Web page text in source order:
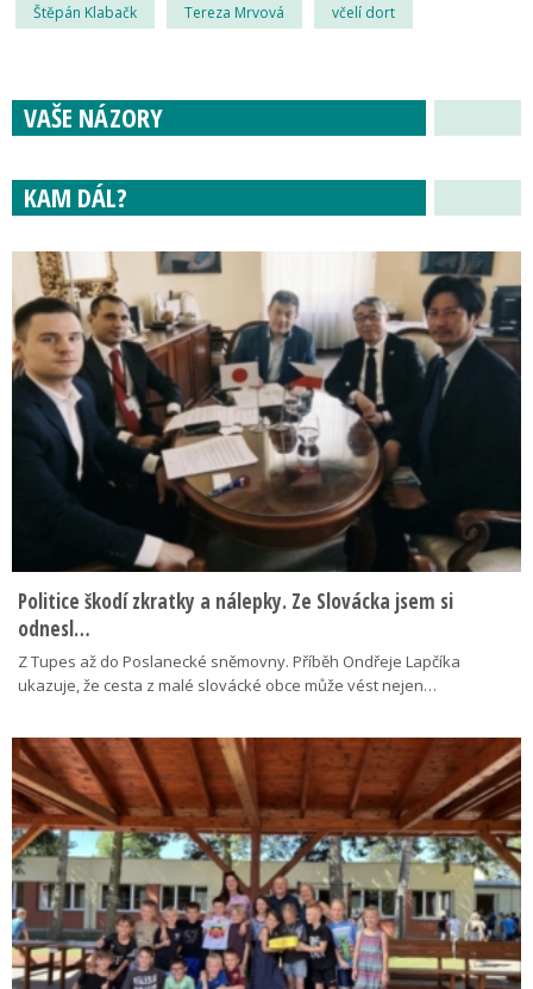
Štěpán Klabačk Tereza Mrvová včelí dort
VAŠE NÁZORY
KAM DÁL?
Politice škodí zkratky a nálepky. Ze Slovácka jsem si
odnesl…
Z Tupes až do Poslanecké sněmovny. Příběh Ondřeje Lapčíka
ukazuje, že cesta z malé slovácké obce může vést nejen…